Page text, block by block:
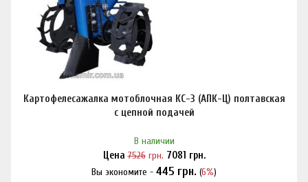
Картофелесажалка мотоблочная КС-3 (АПК-Ц) полтавская
с цепной подачей
В наличии
Цена7526грн. 7081 грн.
Вы экономите - 445 грн. (6%)
Нашли дешевле?